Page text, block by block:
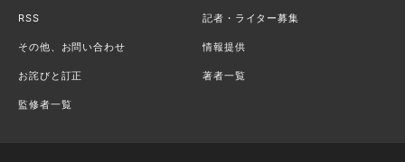
RSS 記者・ライター募集
その他、お問い合わせ 情報提供
お詫びと訂正 著者一覧
監修者一覧